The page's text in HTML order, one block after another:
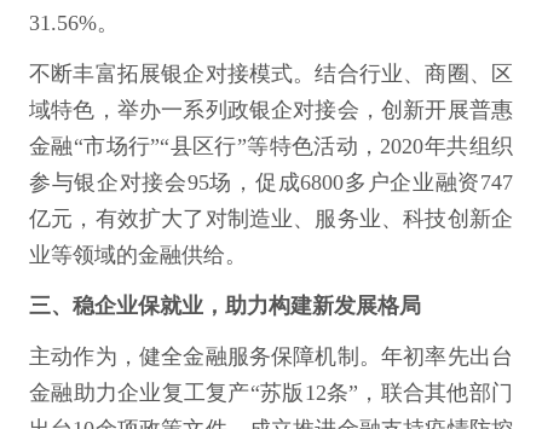
31.56%。
不断丰富拓展银企对接模式。结合行业、商圈、区
域特色，举办一系列政银企对接会，创新开展普惠
金融“市场行”“县区行”等特色活动，2020年共组织
参与银企对接会95场，促成6800多户企业融资747
亿元，有效扩大了对制造业、服务业、科技创新企
业等领域的金融供给。
三、稳企业保就业，助力构建新发展格局
主动作为，健全金融服务保障机制。年初率先出台
金融助力企业复工复产“苏版12条”，联合其他部门